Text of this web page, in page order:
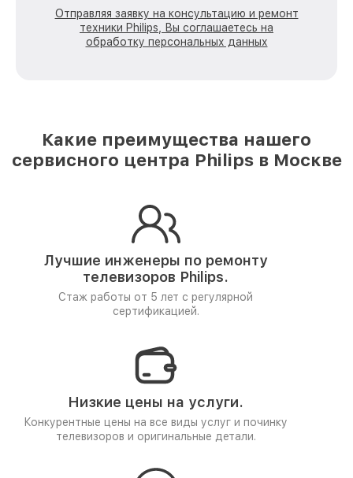
Отправляя заявку на консультацию и ремонт
техники Philips, Вы соглашаетесь на
обработку персональных данных
Какие преимущества нашего
сервисного центра Philips в Москве
Лучшие инженеры по ремонту
телевизоров Philips.
Стаж работы от 5 лет с регулярной
сертификацией.
Низкие цены на услуги.
Конкурентные цены на все виды услуг и починку
телевизоров и оригинальные детали.